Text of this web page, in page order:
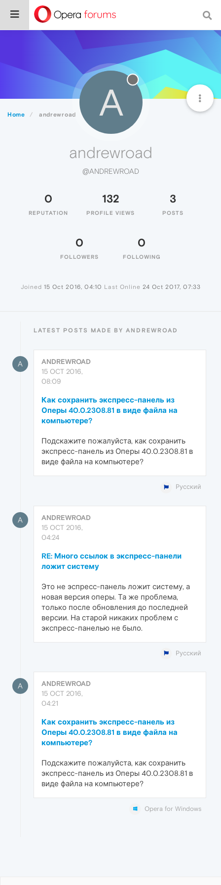
Home andrewroad A
andrewroad
@ANDREWROAD
0
REPUTATION
132
PROFILE VIEWS
3
POSTS
0
FOLLOWERS
0
FOLLOWING
Joined 15 Oct 2016, 04:10 Last Online 24 Oct 2017, 07:33
LATEST POSTS MADE BY ANDREWROAD
A
ANDREWROAD
15 OCT 2016,
08:09
Как сохранить экспресс-панель из
Оперы 40.0.2308.81 в виде файла на
компьютере?
Подскажите пожалуйста, как сохранить
экспресс-панель из Оперы 40.0.2308.81 в
виде файла на компьютере?
Русский
A
ANDREWROAD
15 OCT 2016,
04:24
RE: Много ссылок в экспресс-панели
ложит систему
Это не эспресс-панель ложит систему, а
новая версия оперы. Та же проблема,
только после обновления до последней
версии. На старой никаких проблем с
экспресс-панелью не было.
Русский
A
ANDREWROAD
15 OCT 2016,
04:21
Как сохранить экспресс-панель из
Оперы 40.0.2308.81 в виде файла на
компьютере?
Подскажите пожалуйста, как сохранить
экспресс-панель из Оперы 40.0.2308.81 в
виде файла на компьютере?
Opera for Windows